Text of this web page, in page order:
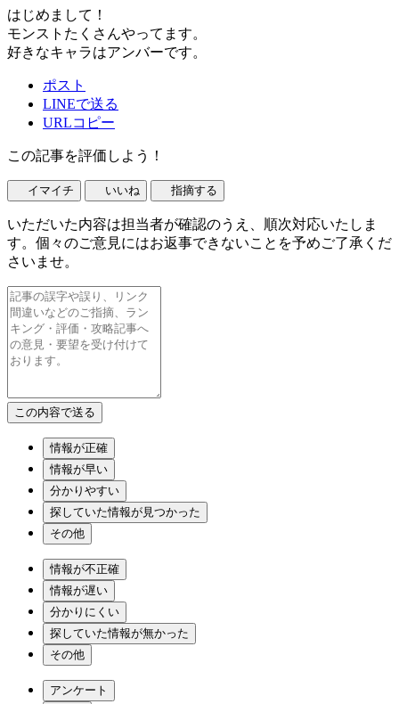
はじめまして！
モンストたくさんやってます。
好きなキャラはアンバーです。
ポスト
LINEで送る
URLコピー
この記事を評価しよう！
イマイチ いいね 指摘する
いただいた内容は担当者が確認のうえ、順次対応いたしま
す。個々のご意見にはお返事できないことを予めご了承くだ
さいませ。
情報が正確
情報が早い
分かりやすい
探していた情報が見つかった
その他
情報が不正確
情報が遅い
分かりにくい
探していた情報が無かった
その他
アンケート